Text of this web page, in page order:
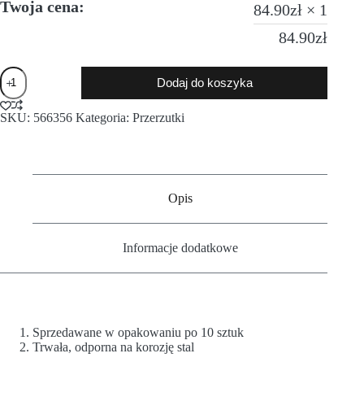
Twoja cena: 84.90zł × 1
84.90zł
Dodaj do koszyka
SKU: 566356 Kategoria: Przerzutki
Opis
Informacje dodatkowe
Sprzedawane w opakowaniu po 10 sztuk
Trwała, odporna na korozję stal